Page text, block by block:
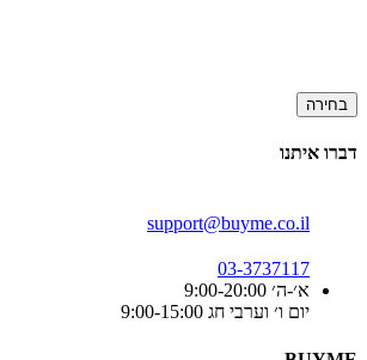
בחירה
דברו איתנו
support@buyme.co.il
03-3737117
א׳-ה׳ 9:00-20:00
יום ו׳ וערבי חג 9:00-15:00